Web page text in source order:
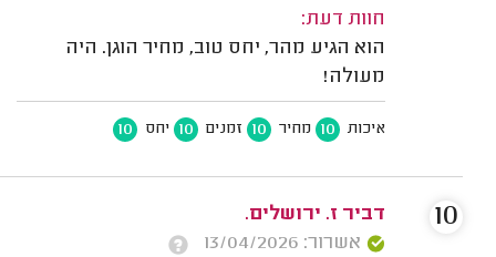
חוות דעת:
הוא הגיע מהר, יחס טוב, מחיר הוגן. היה
מעולה!
איכות 10 מחיר 10 זמנים 10 יחס 10
דביר ז. ירושלים.
אשרור: 13/04/2026
10